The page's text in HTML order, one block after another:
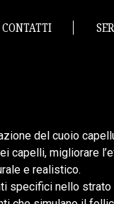
CONTATTI
del cuoio
capelli, migliorare
e realistico.
specifici nello